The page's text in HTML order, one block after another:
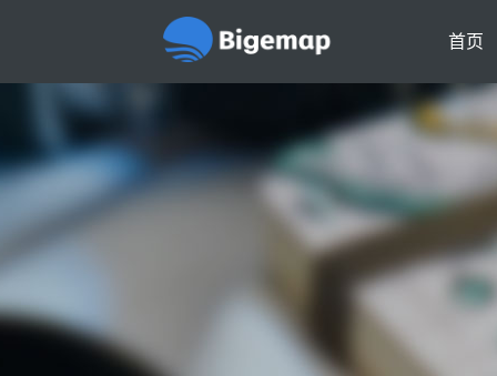
首页